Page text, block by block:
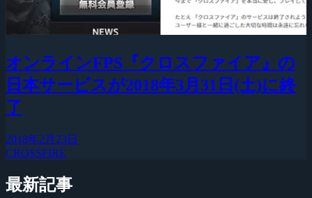
オンラインFPS『クロスファイア』の
日本サービスが2018年3月31日(土)に終
了
2018年2月23日
CROSSFIRE
最新記事